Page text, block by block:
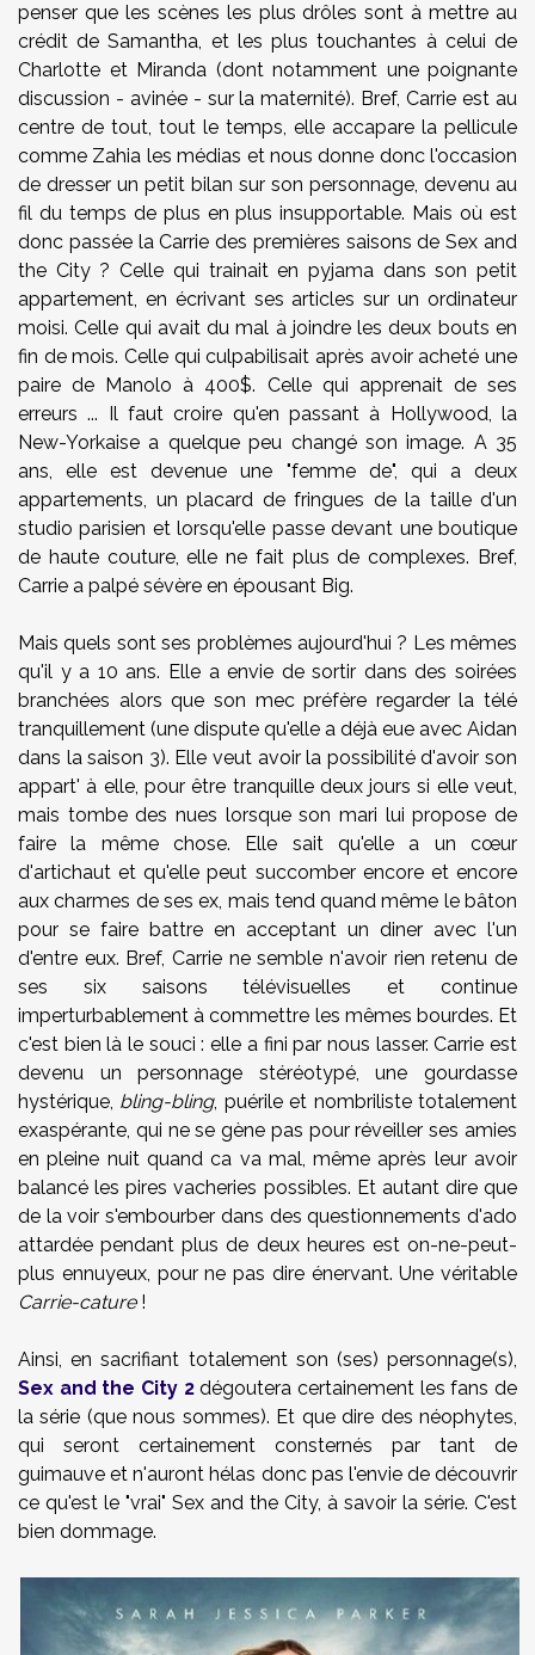
penser que les scènes les plus drôles sont à mettre au
crédit de Samantha, et les plus touchantes à celui de
Charlotte et Miranda (dont notamment une poignante
discussion - avinée - sur la maternité). Bref, Carrie est au
centre de tout, tout le temps, elle accapare la pellicule
comme Zahia les médias et nous donne donc l'occasion
de dresser un petit bilan sur son personnage, devenu au
fil du temps de plus en plus insupportable. Mais où est
donc passée la Carrie des premières saisons de Sex and
the City ? Celle qui trainait en pyjama dans son petit
appartement, en écrivant ses articles sur un ordinateur
moisi. Celle qui avait du mal à joindre les deux bouts en
fin de mois. Celle qui culpabilisait après avoir acheté une
paire de Manolo à 400$. Celle qui apprenait de ses
erreurs ... Il faut croire qu'en passant à Hollywood, la
New-Yorkaise a quelque peu changé son image. A 35
ans, elle est devenue une "femme de", qui a deux
appartements, un placard de fringues de la taille d'un
studio parisien et lorsqu'elle passe devant une boutique
de haute couture, elle ne fait plus de complexes. Bref,
Carrie a palpé sévère en épousant Big.
Mais quels sont ses problèmes aujourd'hui ? Les mêmes
qu'il y a 10 ans. Elle a envie de sortir dans des soirées
branchées alors que son mec préfère regarder la télé
tranquillement (une dispute qu'elle a déjà eue avec Aidan
dans la saison 3). Elle veut avoir la possibilité d'avoir son
appart' à elle, pour être tranquille deux jours si elle veut,
mais tombe des nues lorsque son mari lui propose de
faire la même chose. Elle sait qu'elle a un cœur
d'artichaut et qu'elle peut succomber encore et encore
aux charmes de ses ex, mais tend quand même le bâton
pour se faire battre en acceptant un diner avec l'un
d'entre eux. Bref, Carrie ne semble n'avoir rien retenu de
ses six saisons télévisuelles et continue
imperturbablement à commettre les mêmes bourdes. Et
c'est bien là le souci : elle a fini par nous lasser. Carrie est
devenu un personnage stéréotypé, une gourdasse
hystérique, bling-bling, puérile et nombriliste totalement
exaspérante, qui ne se gène pas pour réveiller ses amies
en pleine nuit quand ca va mal, même après leur avoir
balancé les pires vacheries possibles. Et autant dire que
de la voir s'embourber dans des questionnements d'ado
attardée pendant plus de deux heures est on-ne-peut-
plus ennuyeux, pour ne pas dire énervant. Une véritable
Carrie-cature!
Ainsi, en sacrifiant totalement son (ses) personnage(s),
Sex and the City 2dégoutera certainement les fans de
la série (que nous sommes). Et que dire des néophytes,
qui seront certainement consternés par tant de
guimauve et n'auront hélas donc pas l'envie de découvrir
ce qu'est le "vrai" Sex and the City, à savoir la série. C'est
bien dommage.